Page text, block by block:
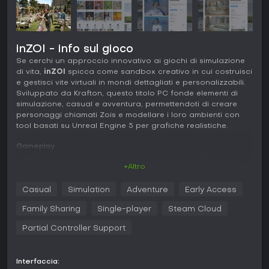
inZOI - info sul gioco
Se cerchi un approccio innovativo ai giochi di simulazione
di vita,
inZOI
spicca come sandbox creativo in cui costruisci
e gestisci vite virtuali in mondi dettagliati e personalizzabili.
Sviluppato da Krafton, questo titolo PC fonde elementi di
simulazione, casual e avventura, permettendoti di creare
personaggi chiamati Zois e modellare i loro ambienti con
tool basati su Unreal Engine 5 per grafiche realistiche.
Gameplay
quotidiane, scatenando eventi come pettegolezzi o trend
nella community. Il loop principale prevede la
capelli, pelle, abiti e accessori - e il loro inserimento in città
Tool basati su generative AI amplificano la creatività:
+Altro
Casual Simulation Adventure Early Access
Family Sharing Single-player Steam Cloud
Partial Controller Support
Interfaccia: